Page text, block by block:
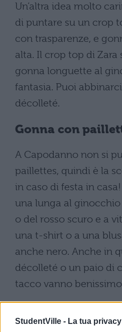
StudentVille - La tua
Un’altra idea molto
di puntare su un crop
con trasparenze, e
alta. Il crop top di Zara
gonna longuette al
fantasia. Puoi
décolleté.
Gonna con
A Capodanno non si
paillettes, quindi è la
in caso di festa in
una lunga al
o del rosso scuro e a
una t-shirt o a una
anche nero. Anche in
décolleté o un paio di
tacco vanno